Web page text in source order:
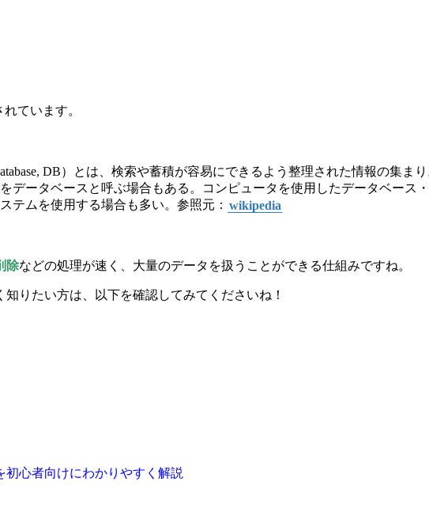
ています。
DB）とは、検索や蓄積が容易にできるよう整理された情報の集ま
データベースと呼ぶ場合もある。コンピュータを使用したデータベース
テムを使用する場合も多い。参照元： wikipedia
除などの処理が速く、大量のデータを扱うことができる仕組みですね。
りたい方は、以下を確認してみてくださいね！
心者向けにわかりやすく解説